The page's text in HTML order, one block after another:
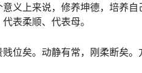
义上来说，修养坤德，培养
表柔顺、代表母。
位矣。动静有常，刚柔断矣